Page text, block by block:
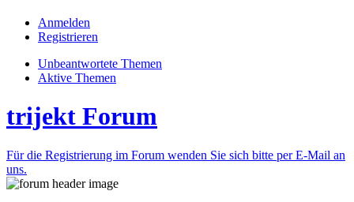
Anmelden
Registrieren
Unbeantwortete Themen
Aktive Themen
trijekt Forum
Für die Registrierung im Forum wenden Sie sich bitte per E-Mail an
uns.